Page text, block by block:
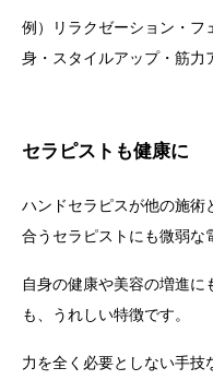
例）リラクゼーション・フ
身・スタイルアップ・筋力
セラピストも健康に
ハンドセラピスが他の施術
合うセラピストにも微弱な
自身の健康や美容の増進
も、うれしい特徴です。
力を全く必要としない手技